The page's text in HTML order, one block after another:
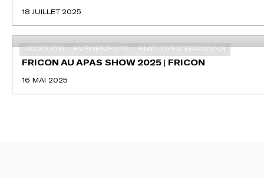
18 JUILLET 2025
PRODUITS EVÉNEMENTS EMPLOYER BRANDING
FRICON AU APAS SHOW 2025 | FRICON
16 MAI 2025